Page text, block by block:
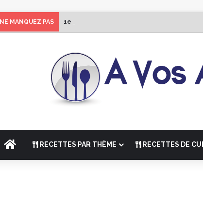
NE MANQUEZ PAS 1er Édition de “La Semaine des Chefs” du
ACCUEILRECETTES PAR THÈME RECETTES DE